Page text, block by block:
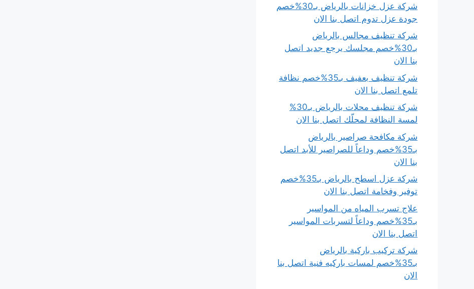
شركة عزل خزانات بالرياض بـ30%خصم
جودة عزل تدوم اتصل بنا الان
شركة تنظيف مجالس بالرياض
بـ30%خصم مجلسك يرجع جديد اتصل
بنا الان
شركة تنظيف بعفيف بـ35%خصم نظافة
تلمع اتصل بنا الان
شركة تنظيف محلات بالرياض بـ30%
لمسة النظافة لمحلّك اتصل بنا الان
شركة مكافحة صراصير بالرياض
بـ35%خصم وداعاً للصراصير للأبد اتصل
بنا الان
شركة عزل اسطح بالرياض بـ35%خصم
توفير وفخامة اتصل بنا الان
علاج تسرب المياه من المواسير
بـ35%خصم وداعاً لتسربات المواسير
اتصل بنا الان
شركة تركيب باركية بالرياض
بـ35%خصم لمسات باركيه فنية اتصل بنا
الان